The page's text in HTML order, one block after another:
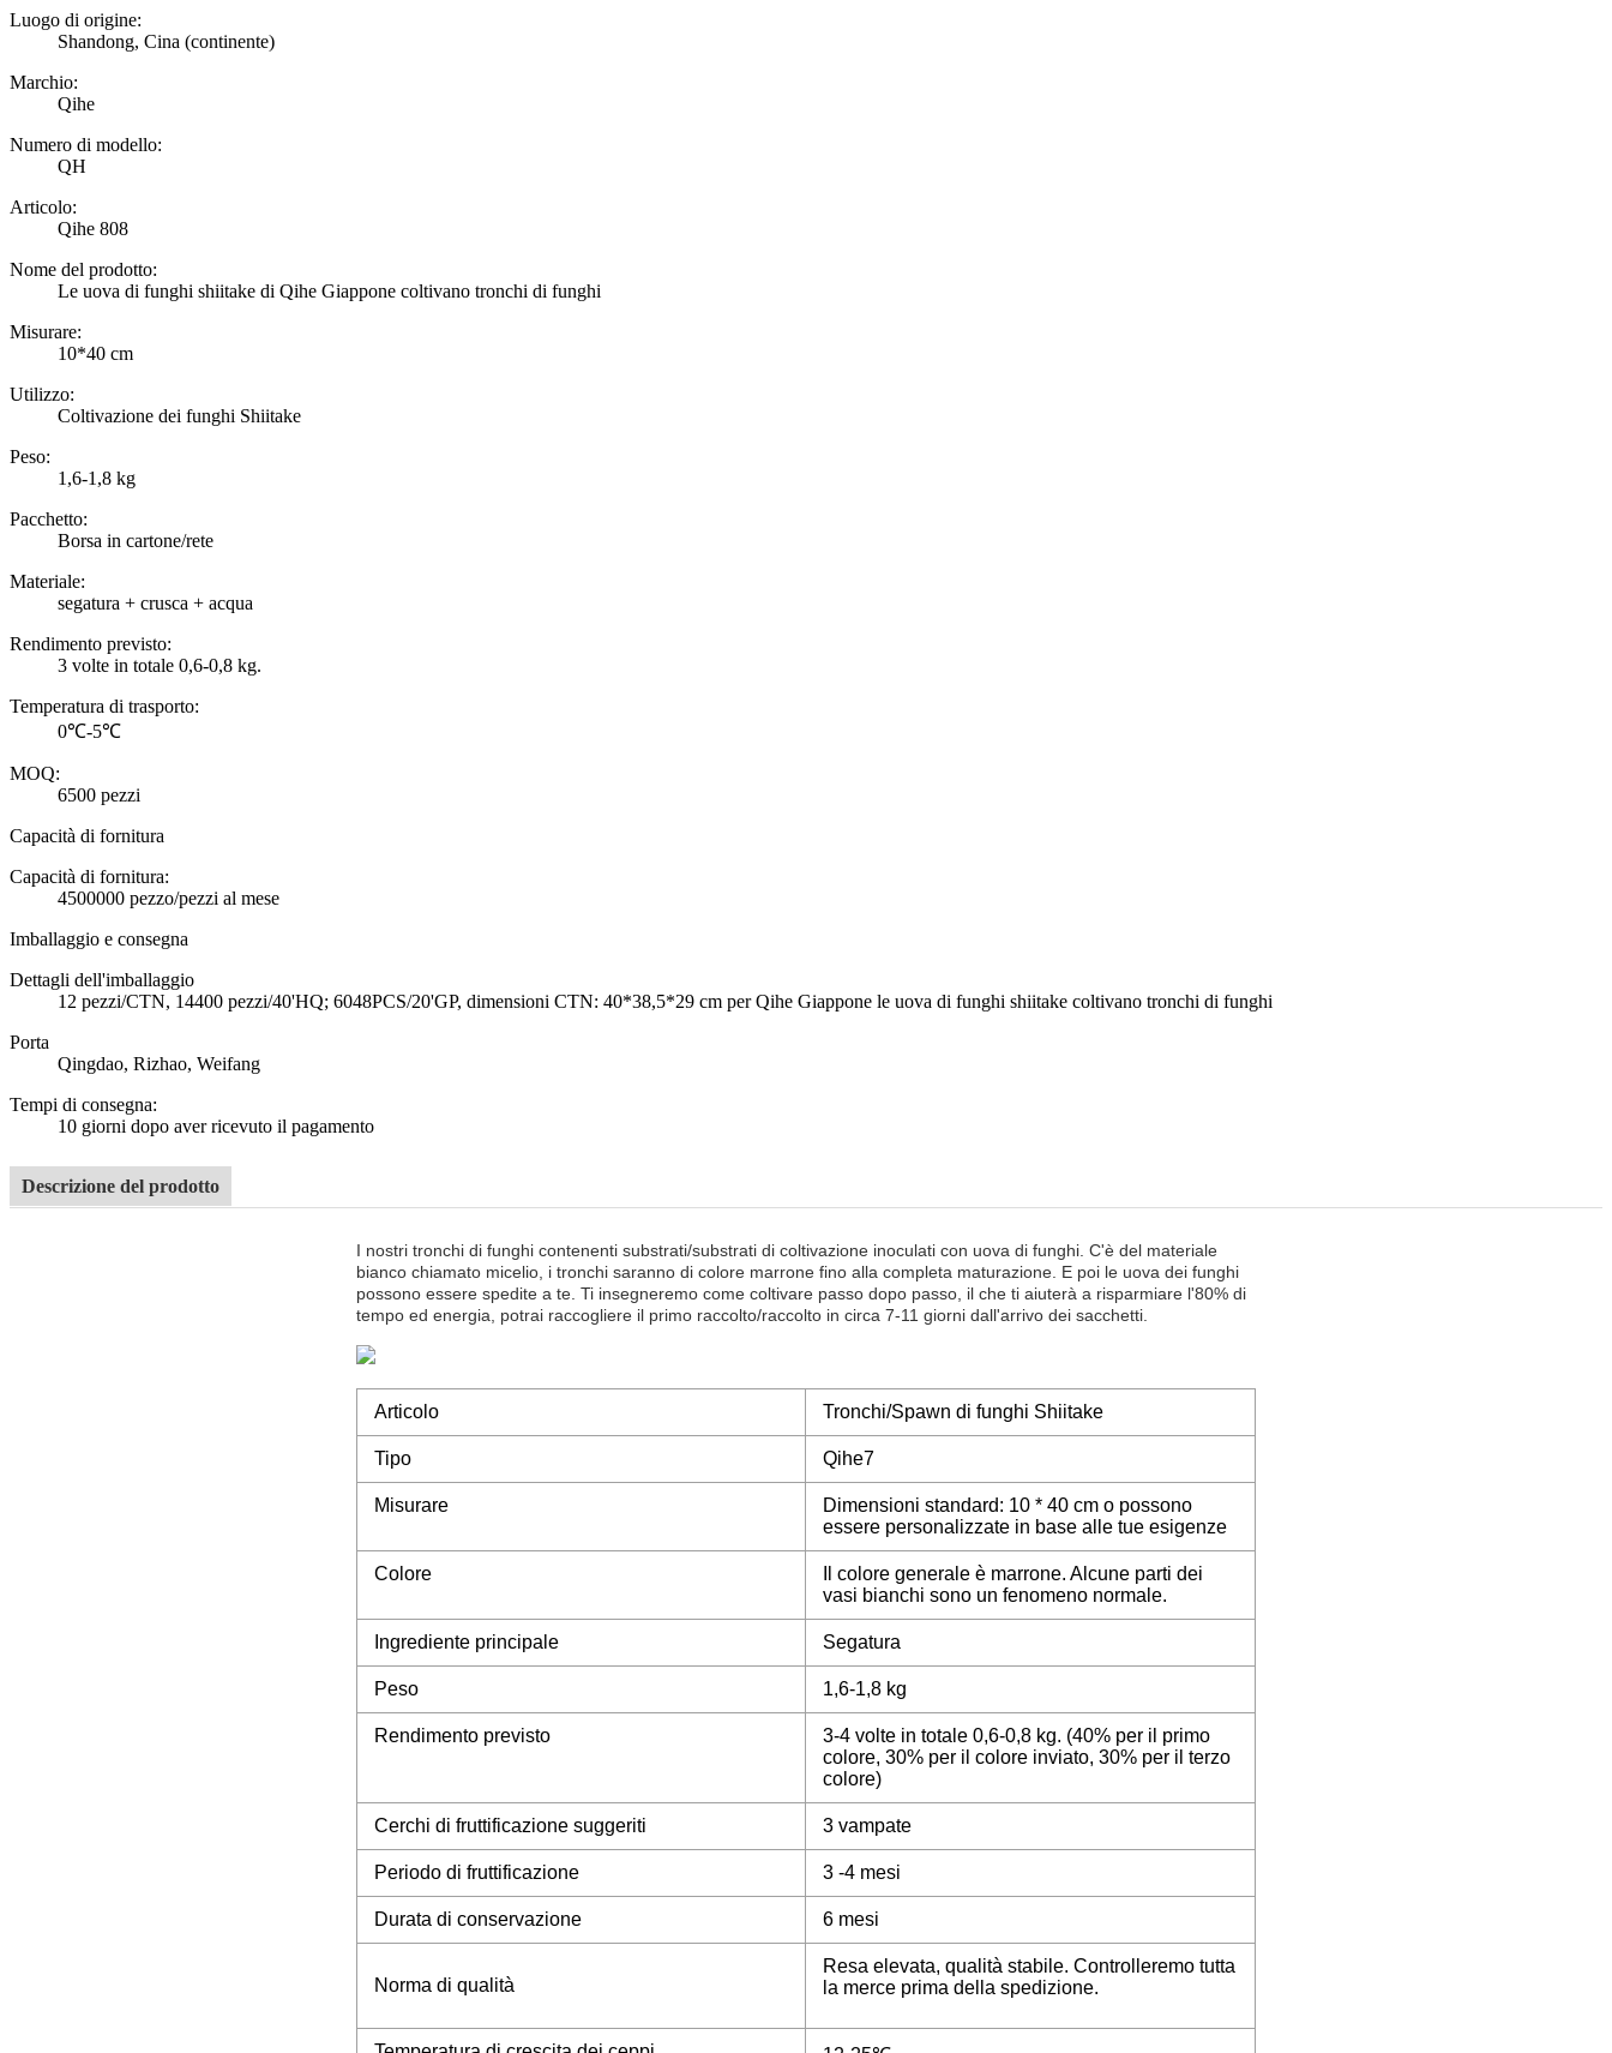
Luogo di origine:
Shandong, Cina (continente)
Marchio:
Qihe
Numero di modello:
QH
Articolo:
Qihe 808
Nome del prodotto:
Le uova di funghi shiitake di Qihe Giappone coltivano tronchi di funghi
Misurare:
10*40 cm
Utilizzo:
Coltivazione dei funghi Shiitake
Peso:
1,6-1,8 kg
Pacchetto:
Borsa in cartone/rete
Materiale:
segatura + crusca + acqua
Rendimento previsto:
3 volte in totale 0,6-0,8 kg.
Temperatura di trasporto:
0℃-5℃
MOQ:
6500 pezzi
Capacità di fornitura
Capacità di fornitura:
4500000 pezzo/pezzi al mese
Imballaggio e consegna
Dettagli dell'imballaggio
12 pezzi/CTN, 14400 pezzi/40'HQ; 6048PCS/20'GP, dimensioni CTN: 40*38,5*29 cm per Qihe Giappone le uova di funghi shiitake coltivano tronchi di funghi
Porta
Qingdao, Rizhao, Weifang
Tempi di consegna:
10 giorni dopo aver ricevuto il pagamento
Descrizione del prodotto
I nostri tronchi di funghi contenenti substrati/substrati di coltivazione inoculati con uova di funghi. C'è del materiale
bianco chiamato micelio, i tronchi saranno di colore marrone fino alla completa maturazione. E poi le uova dei funghi
possono essere spedite a te. Ti insegneremo come coltivare passo dopo passo, il che ti aiuterà a risparmiare l'80% di
tempo ed energia, potrai raccogliere il primo raccolto/raccolto in circa 7-11 giorni dall'arrivo dei sacchetti.
Articolo Tronchi/Spawn di funghi Shiitake
Tipo Qihe7
Misurare
Dimensioni standard: 10 * 40 cm o possono
essere personalizzate in base alle tue esigenze
Colore
Il colore generale è marrone. Alcune parti dei
vasi bianchi sono un fenomeno normale.
Ingrediente principale Segatura
Peso 1,6-1,8 kg
Rendimento previsto
3-4 volte in totale 0,6-0,8 kg. (40% per il primo
colore, 30% per il colore inviato, 30% per il terzo
colore)
Cerchi di fruttificazione suggeriti 3 vampate
Periodo di fruttificazione 3 -4 mesi
Durata di conservazione 6 mesi
Norma di qualità
Resa elevata, qualità stabile. Controlleremo tutta
la merce prima della spedizione.